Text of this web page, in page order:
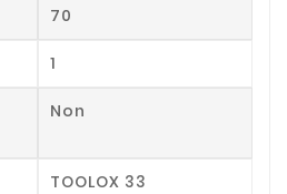
70
1
Non
TOOLOX 33